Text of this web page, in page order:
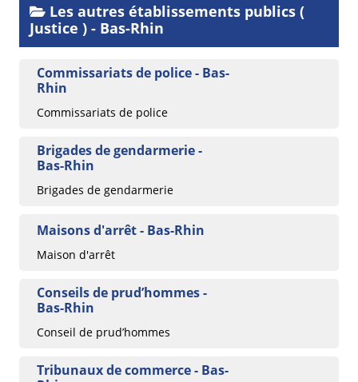
Les autres établissements publics (
Justice ) - Bas-Rhin
Commissariats de police - Bas-
Rhin
Commissariats de police
Brigades de gendarmerie -
Bas-Rhin
Brigades de gendarmerie
Maisons d'arrêt - Bas-Rhin
Maison d'arrêt
Conseils de prud’hommes -
Bas-Rhin
Conseil de prud’hommes
Tribunaux de commerce - Bas-